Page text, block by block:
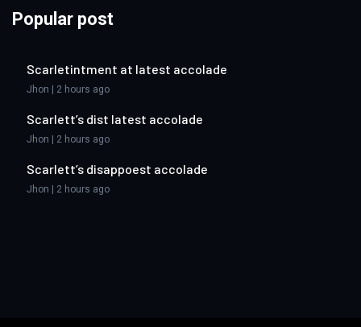
Popular post
Scarletintment at latest accolade
Jhon | 2 hours ago
Scarlett’s dist latest accolade
Jhon | 2 hours ago
Scarlett’s disappoest accolade
Jhon | 2 hours ago